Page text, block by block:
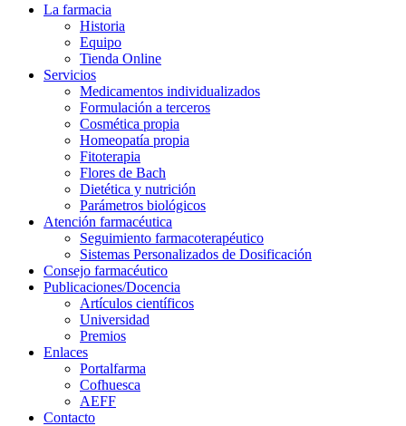
La farmacia
Historia
Equipo
Tienda Online
Servicios
Medicamentos individualizados
Formulación a terceros
Cosmética propia
Homeopatía propia
Fitoterapia
Flores de Bach
Dietética y nutrición
Parámetros biológicos
Atención farmacéutica
Seguimiento farmacoterapéutico
Sistemas Personalizados de Dosificación
Consejo farmacéutico
Publicaciones/Docencia
Artículos científicos
Universidad
Premios
Enlaces
Portalfarma
Cofhuesca
AEFF
Contacto